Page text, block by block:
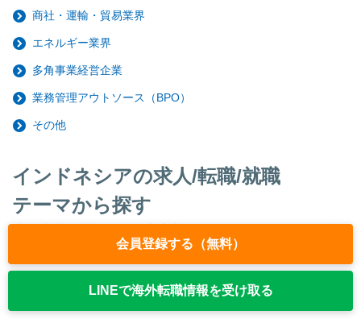
商社・運輸・貿易業界
エネルギー業界
多角事業経営企業
業務管理アウトソース（BPO）
その他
インドネシアの求人/転職/就職
テーマから探す
外就職をしたい方に人気の求人特集!
会員登録する（無料）
LINEで海外転職情報を受け取る